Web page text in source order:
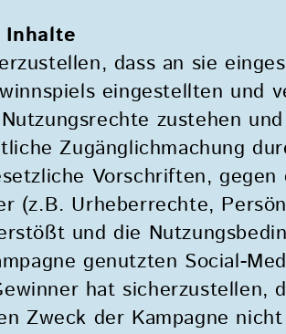
dass an sie
eingestellten und
zustehen
Zugänglichmachung
Vorschriften,
(z.B. Urheberrechte,
und die
genutzten Social-
hat sicherzustellen,
Zweck der Kampagne